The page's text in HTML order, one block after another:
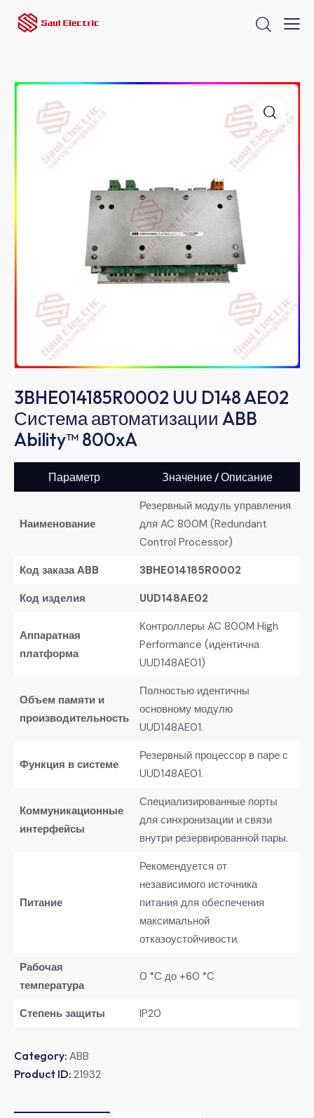
3BHE014185R0002 UU D148 AE02
Система автоматизации ABB
Ability™ 800xA
Параметр Значение / Описание
Наименование
Резервный модуль управления
для AC 800M (Redundant
Control Processor)
Код заказа ABB
3BHE014185R0002
Код изделия
UUD148AE02
Аппаратная
платформа
Контроллеры AC 800M High
Performance (идентична
UUD148AE01)
Объем памяти и
производительность
Полностью идентичны
основному модулю
UUD148AE01.
Функция в системе
Резервный процессор в паре с
UUD148AE01.
Коммуникационные
интерфейсы
Специализированные порты
для синхронизации и связи
внутри резервированной пары.
Питание
Рекомендуется от
независимого источника
питания для обеспечения
максимальной
отказоустойчивости.
Рабочая
температура
0 °C до +60 °C
Степень защиты IP20
Category: ABB
Product ID: 21932